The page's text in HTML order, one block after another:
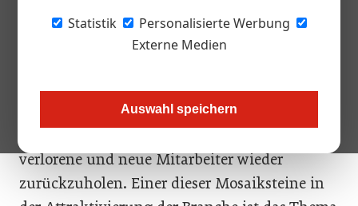
Statistik
Personalisierte Werbung
Externe Medien
Auswahl speichern
und Beruf" gefördert.
wiederum schneller. Dass im Tourismus
Fachkräfte dringend gesucht werden, ist
verlorene und neue Mitarbeiter wieder
zurückzuholen. Einer dieser Mosaiksteine in